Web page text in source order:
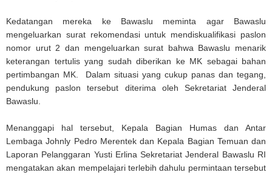
Kedatangan mereka ke Bawaslu meminta agar Bawaslu
mengeluarkan surat rekomendasi untuk mendiskualifikasi paslon
nomor urut 2 dan mengeluarkan surat bahwa Bawaslu menarik
keterangan tertulis yang sudah diberikan ke MK sebagai bahan
pertimbangan MK. Dalam situasi yang cukup panas dan tegang,
pendukung paslon tersebut diterima oleh Sekretariat Jenderal
Bawaslu.
Menanggapi hal tersebut, Kepala Bagian Humas dan Antar
Lembaga Johnly Pedro Merentek dan Kepala Bagian Temuan dan
Laporan Pelanggaran Yusti Erlina Sekretariat Jenderal Bawaslu RI
mengatakan akan mempelajari terlebih dahulu permintaan tersebut